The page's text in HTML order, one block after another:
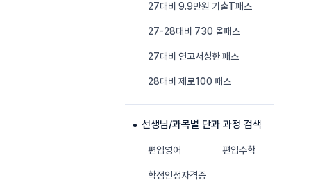
27대비 9.9만원 기출T패스
27-28대비 730 올패스
27대비 연고서성한 패스
28대비 제로100 패스
선생님/과목별 단과 과정 검색
편입영어 편입수학
학점인정자격증